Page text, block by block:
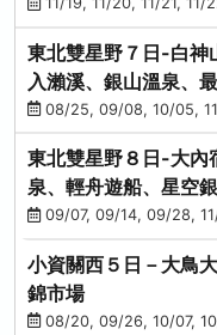
東北雙星野７日-白神
入瀨溪、銀山溫泉、
進免稅店)(仙/青)
08/25, 09/08, 10/05,
東北雙星野８日-大內
泉、輕舟遊船、星空
(不進免稅店)(仙/青)
09/07, 09/14, 09/28,
小資關西５日－大鳥
錦市場
08/20, 09/26, 10/07,